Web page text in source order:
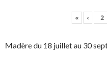
« ‹
Madère du 18 juillet au 30